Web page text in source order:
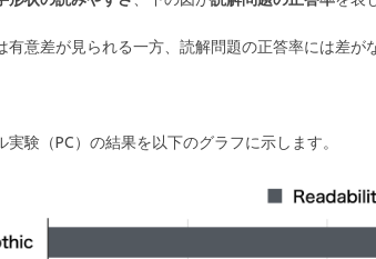
有意差が見られる一方、読解問題の正答率には差が
実験（PC）の結果を以下のグラフに示します。